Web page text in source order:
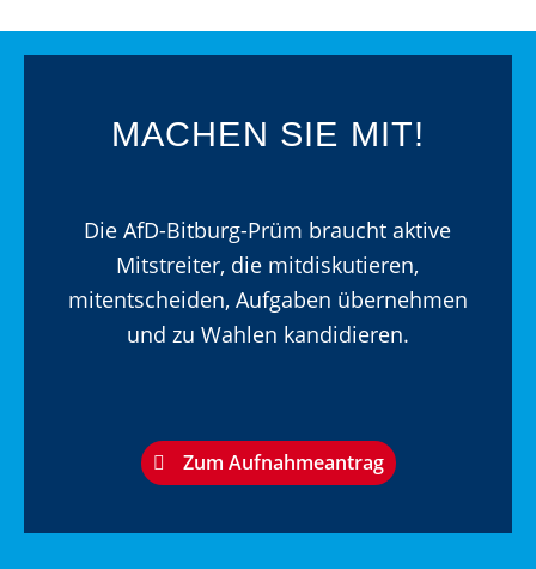
MACHEN SIE MIT!
Die AfD-Bitburg-Prüm braucht aktive
Mitstreiter, die mitdiskutieren,
mitentscheiden, Aufgaben übernehmen
und zu Wahlen kandidieren.
Zum Aufnahmeantrag